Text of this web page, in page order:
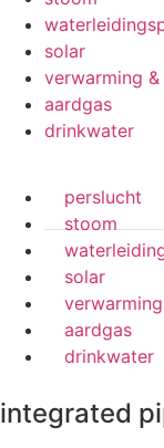
solar
verwarming
aardgas
drinkwater
perslucht
stoom
solar
aardgas
drinkwater
integrated